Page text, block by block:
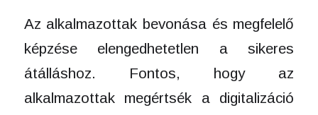
Az alkalmazottak bevonása és megfelelő
képzése elengedhetetlen a sikeres
átálláshoz. Fontos, hogy az
alkalmazottak megértsék a digitalizáció